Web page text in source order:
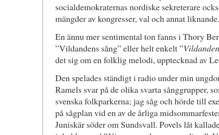
socialdemokraternas nordiske sekreterare
mängder av kongresser, val och annat liknande.
En ännu mer sentimental ton fanns i Thory
”Vildandens sång” eller helt enkelt ”Vildanden
det sig om en folklig melodi, upptecknad av
Den spelades ständigt i radio under min
Ramels svar på de olika svarta sånggrupper,
svenska folkparkerna; jag såg och hörde till
på sågplan vid en av de årliga
Juniskär söder om Sundsvall. Povels låt